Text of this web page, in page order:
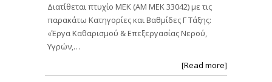
Διατίθεται πτυχίο ΜΕΚ (ΑΜ ΜΕΚ 33042) με τις
παρακάτω Κατηγορίες και Βαθμίδες Γ Τάξης:
«Έργα Καθαρισμού & Επεξεργασίας Νερού,
Υγρών,…
[Read more]